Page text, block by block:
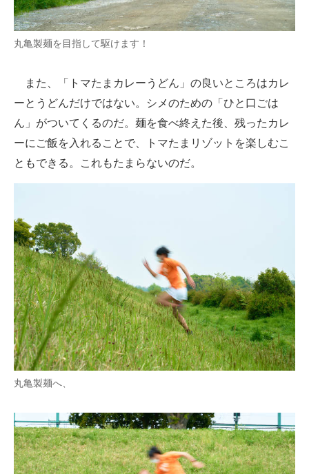
丸亀製麺を目指して駆けます！
また、「トマたまカレーうどん」の良いところはカレ
ーとうどんだけではない。シメのための「ひと口ごは
ん」がついてくるのだ。麺を食べ終えた後、残ったカレ
ーにご飯を入れることで、トマたまリゾットを楽しむこ
ともできる。これもたまらないのだ。
丸亀製麺へ、